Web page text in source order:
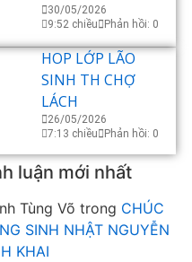
30/05/2026
9:52 chiều
Phản hồi: 0
HOP LỚP LÃO
SINH TH CHỢ
LÁCH
26/05/2026
7:13 chiều
Phản hồi: 0
luận mới nhất
Tùng Võ trong CHÚC
SINH NHẬT NGUYỄN
KHAI